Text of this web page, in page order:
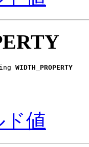
WIDTH_PROPERTY
ド値